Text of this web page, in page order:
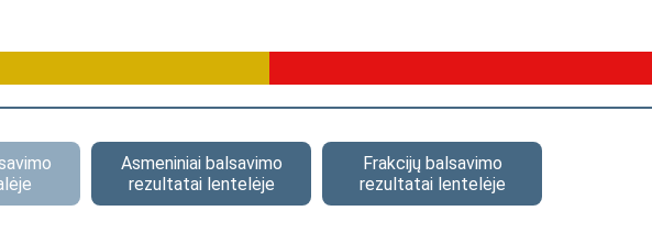
Asmeniniai balsavimo
rezultatai lentelėje
Frakcijų balsavimo
rezultatai lentelėje